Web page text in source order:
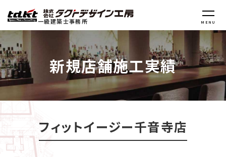
一級建築士事務所 MENU
新規店舗施工実績
フィットイージー千音寺店